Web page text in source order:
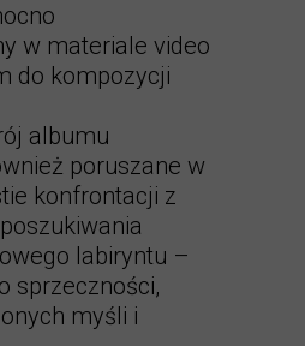
w materiale video
do kompozycji
albumu
poruszane w
konfrontacji z
labiryntu –
sprzeczności,
myśli i